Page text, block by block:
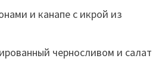
и канапе с икрой из
черносливом и салат